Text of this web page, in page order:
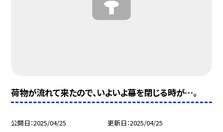
荷物が流れて来たので、いよいよ幕を閉じる時が…。
公開日 2025/04/25 更新日 2025/04/25